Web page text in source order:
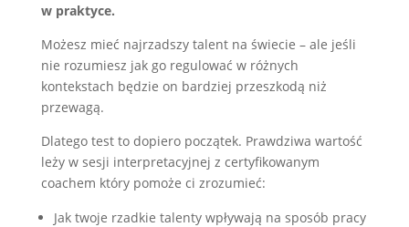
w praktyce.
Możesz mieć najrzadszy talent na świecie – ale jeśli
nie rozumiesz jak go regulować w różnych
kontekstach będzie on bardziej przeszkodą niż
przewagą.
Dlatego test to dopiero początek. Prawdziwa wartość
leży w sesji interpretacyjnej z certyfikowanym
coachem który pomoże ci zrozumieć:
Jak twoje rzadkie talenty wpływają na sposób pracy